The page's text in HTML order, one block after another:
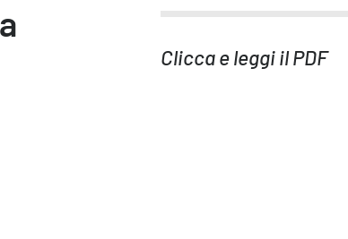
Clicca e leggi il PDF